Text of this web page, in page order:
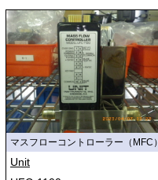
マスフローコントローラー（MFC）
Unit